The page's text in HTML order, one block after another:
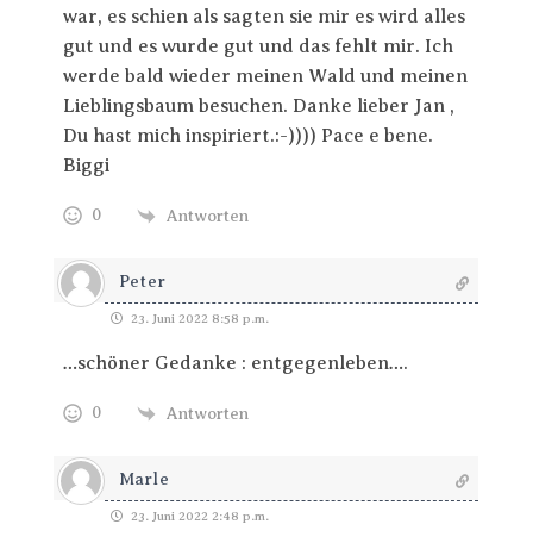
war, es schien als sagten sie mir es wird alles
gut und es wurde gut und das fehlt mir. Ich
werde bald wieder meinen Wald und meinen
Lieblingsbaum besuchen. Danke lieber Jan ,
Du hast mich inspiriert.:-)))) Pace e bene.
Biggi
0 Antworten
Peter
23. Juni 2022 8:58 p.m.
…schöner Gedanke : entgegenleben….
0 Antworten
Marle
23. Juni 2022 2:48 p.m.